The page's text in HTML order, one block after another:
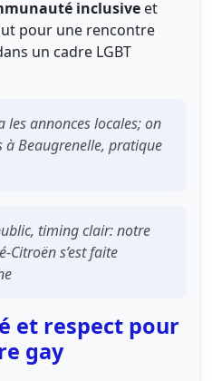
inclusive et
pour une rencontre
un cadre LGBT
les annonces locales; on
à Beaugrenelle, pratique
timing clair: notre
Citroën s’est faite
et respect pour
gay